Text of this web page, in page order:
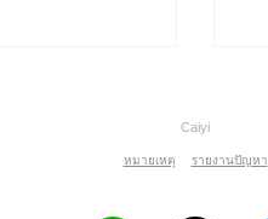
Caiyi
หมายเหตุ รายงานปัญหา